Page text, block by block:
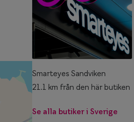
Smarteyes Sandviken
21.1 km från den här butiken
Se alla butiker i Sverige